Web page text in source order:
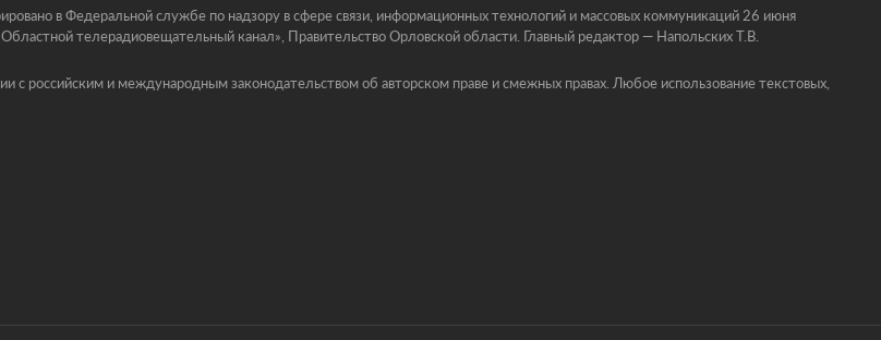
в Федеральной службе по надзору в сфере связи, информационных технологий и массовых коммуникаций 26 июня
телерадиовещательный канал», Правительство Орловской области. Главный редактор — Напольских Т.В.
с российским и международным законодательством об авторском праве и смежных правах. Любое использование текстовых,